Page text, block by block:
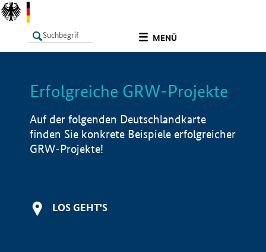
MENÜ
LISTE Info
Erfolgreiche GRW-Projekte
Auf der folgenden Deutschlandkarte
finden Sie konkrete Beispiele erfolgreicher
GRW-Projekte!
LOS GEHT'S